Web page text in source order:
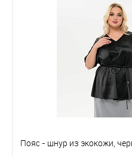
Пояс - шнур из экокожи,